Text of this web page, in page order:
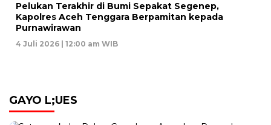
Pelukan Terakhir di Bumi Sepakat Segenep,
Kapolres Aceh Tenggara Berpamitan kepada
Purnawirawan
4 Juli 2026 | 12:00 am WIB
GAYO L;UES